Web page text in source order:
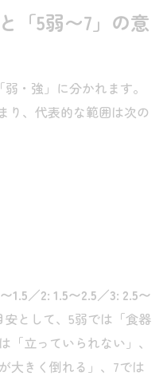
「5弱〜7」の意
・強」に分かれます。
り、代表的な範囲は次の
1.5／2: 1.5〜2.5／3: 2.5〜
安として、5弱では「食器
「立っていられない」、
大きく倒れる」、7では